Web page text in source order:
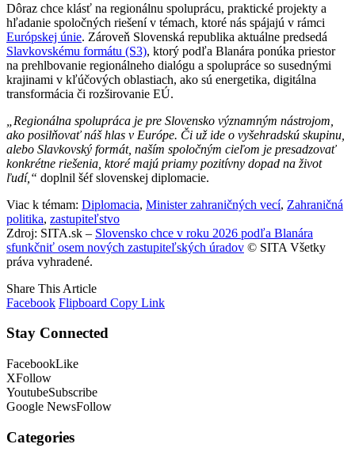
Dôraz chce klásť na regionálnu spoluprácu, praktické projekty a
hľadanie spoločných riešení v témach, ktoré nás spájajú v rámci
Európskej únie. Zároveň Slovenská republika aktuálne predsedá
Slavkovskému formátu (S3), ktorý podľa Blanára ponúka priestor
na prehlbovanie regionálneho dialógu a spolupráce so susednými
krajinami v kľúčových oblastiach, ako sú energetika, digitálna
transformácia či rozširovanie EÚ.
„Regionálna spolupráca je pre Slovensko významným nástrojom,
ako posilňovať náš hlas v Európe. Či už ide o vyšehradskú skupinu,
alebo Slavkovský formát, naším spoločným cieľom je presadzovať
konkrétne riešenia, ktoré majú priamy pozitívny dopad na život
ľudí,“ doplnil šéf slovenskej diplomacie.
Viac k témam: Diplomacia, Minister zahraničných vecí, Zahraničná
politika, zastupiteľstvo
Zdroj: SITA.sk – Slovensko chce v roku 2026 podľa Blanára
sfunkčniť osem nových zastupiteľských úradov © SITA Všetky
práva vyhradené.
Share This Article
Facebook Flipboard Copy Link
Stay Connected
FacebookLike
XFollow
YoutubeSubscribe
Google NewsFollow
Categories